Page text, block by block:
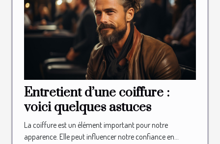
Entretient d’une coiffure :
voici quelques astuces
La coiffure est un élément important pour notre
apparence. Elle peut influencer notre confiance en...